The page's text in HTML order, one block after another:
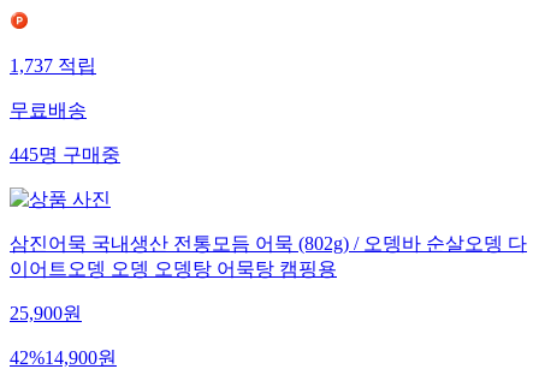
1,737 적립
무료배송
445명 구매중
삼진어묵 국내생산 전통모듬 어묵 (802g) / 오뎅바 순살오뎅 다
이어트오뎅 오뎅 오뎅탕 어묵탕 캠핑용
25,900원
42%14,900원